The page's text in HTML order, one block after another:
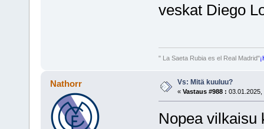
veskat Diego
" La Saeta Rubia es el Real Madrid"
Nathorr Vs: Mitä kuuluu?
« Vastaus #988 : 03.01.2025,
Nopea vilkaisu